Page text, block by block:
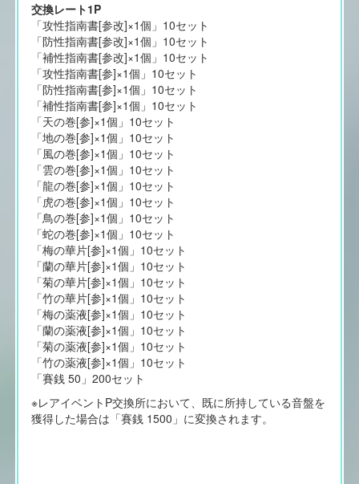
交換レート1P
「攻性指南書[参改]×1個」10セット
「防性指南書[参改]×1個」10セット
「補性指南書[参改]×1個」10セット
「攻性指南書[参]×1個」10セット
「防性指南書[参]×1個」10セット
「補性指南書[参]×1個」10セット
「天の巻[参]×1個」10セット
「地の巻[参]×1個」10セット
「風の巻[参]×1個」10セット
「雲の巻[参]×1個」10セット
「龍の巻[参]×1個」10セット
「虎の巻[参]×1個」10セット
「鳥の巻[参]×1個」10セット
「蛇の巻[参]×1個」10セット
「梅の華片[参]×1個」10セット
「蘭の華片[参]×1個」10セット
「菊の華片[参]×1個」10セット
「竹の華片[参]×1個」10セット
「梅の薬液[参]×1個」10セット
「蘭の薬液[参]×1個」10セット
「菊の薬液[参]×1個」10セット
「竹の薬液[参]×1個」10セット
「賽銭 50」200セット
※レアイベントP交換所において、既に所持している音盤を
獲得した場合は「賽銭 1500」に変換されます。